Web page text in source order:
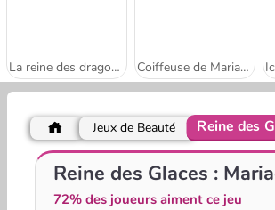
La reine des dragons : robe de mariée Coiffeuse de Mariage pour les Princesses
La mode de la Reine des neiges
Jeux de Beauté Reine des
Reine des Glaces :
72% des joueurs aiment ce jeu